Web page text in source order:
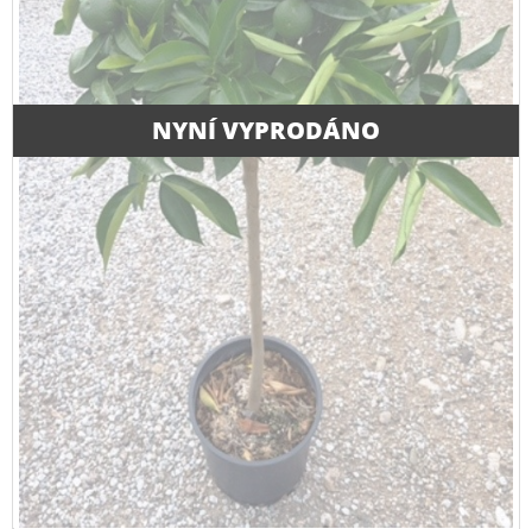
NYNÍ VYPRODÁNO